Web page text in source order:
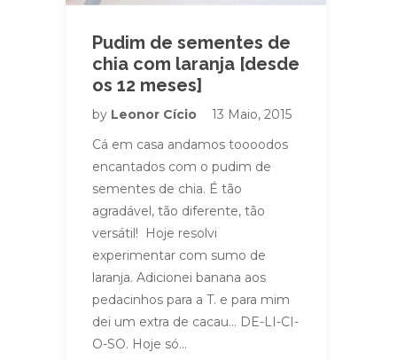
Pudim de sementes de
chia com laranja [desde
os 12 meses]
by Leonor Cício
13 Maio, 2015
Cá em casa andamos toooodos
encantados com o pudim de
sementes de chia. É tão
agradável, tão diferente, tão
versátil! Hoje resolvi
experimentar com sumo de
laranja. Adicionei banana aos
pedacinhos para a T. e para mim
dei um extra de cacau… DE-LI-CI-
O-SO. Hoje só…